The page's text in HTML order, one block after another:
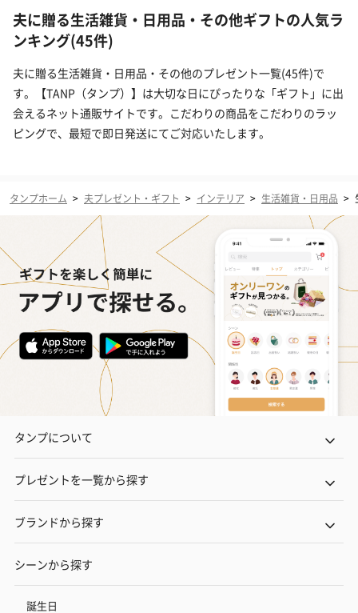
夫に贈る生活雑貨・日用品・その他ギフトの人気ラ
ンキング(45件)
夫に贈る生活雑貨・日用品・その他のプレゼント一覧(45件)で
す。【TANP（タンプ）】は大切な日にぴったりな「ギフト」に出
会えるネット通販サイトです。こだわりの商品をこだわりのラッ
ピングで、最短で即日発送にてご対応いたします。
タンプホーム > 夫プレゼント・ギフト > インテリア > 生活雑貨・日用品 >
タンプについて
プレゼントを一覧から探す
ブランドから探す
シーンから探す
誕生日